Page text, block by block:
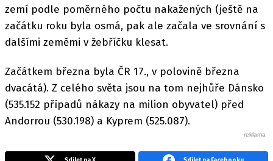
zemí podle poměrného počtu nakažených (ještě na
začátku roku byla osmá, pak ale začala ve srovnání s
dalšími zeměmi v žebříčku klesat.
Začátkem března byla ČR 17., v polovině března
dvacátá). Z celého světa jsou na tom nejhůře Dánsko
(535.152 případů nákazy na milion obyvatel) před
Andorrou (530.198) a Kyprem (525.087).